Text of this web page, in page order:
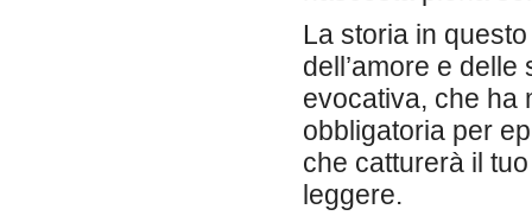
La storia in
dell’amore e
evocativa, che ha
obbligatoria per
che catturerà il
leggere.